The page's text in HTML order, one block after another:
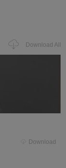
Download All
Download